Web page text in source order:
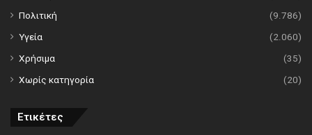
Πολιτική
(9.786)
Υγεία
(2.060)
Χρήσιμα
(35)
Χωρίς κατηγορία
(20)
Ετικέτες